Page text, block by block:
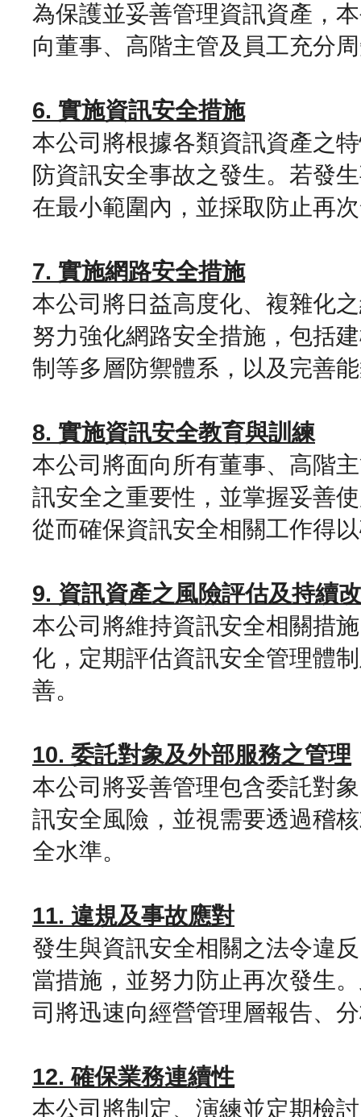
為保護並妥善管理資訊資產，
向董事、高階主管及員工充分
6. 實施資訊安全措施
本公司將根據各類資訊資產之
防資訊安全事故之發生。若發
在最小範圍內，並採取防止再
7. 實施網路安全措施
本公司將日益高度化、複雜化
努力強化網路安全措施，包括
制等多層防禦體系，以及完善
8. 實施資訊安全教育與訓練
本公司將面向所有董事、高階
訊安全之重要性，並掌握妥善
從而確保資訊安全相關工作得
9. 資訊資產之風險評估及持續
本公司將維持資訊安全相關措
化，定期評估資訊安全管理體
善。
10. 委託對象及外部服務之管理
本公司將妥善管理包含委託對
訊安全風險，並視需要透過稽
全水準。
11. 違規及事故應對
發生與資訊安全相關之法令違
當措施，並努力防止再次發生
司將迅速向經營管理層報告、
12. 確保業務連續性
本公司將制定、演練並定期檢